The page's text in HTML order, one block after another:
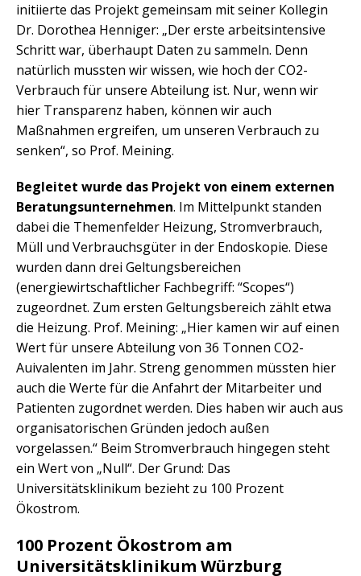
initiierte das Projekt gemeinsam mit seiner Kollegin
Dr. Dorothea Henniger: „Der erste arbeitsintensive
Schritt war, überhaupt Daten zu sammeln. Denn
natürlich mussten wir wissen, wie hoch der CO2-
Verbrauch für unsere Abteilung ist. Nur, wenn wir
hier Transparenz haben, können wir auch
Maßnahmen ergreifen, um unseren Verbrauch zu
senken“, so Prof. Meining.
Begleitet wurde das Projekt von einem externen
Beratungsunternehmen. Im Mittelpunkt standen
dabei die Themenfelder Heizung, Stromverbrauch,
Müll und Verbrauchsgüter in der Endoskopie. Diese
wurden dann drei Geltungsbereichen
(energiewirtschaftlicher Fachbegriff: “Scopes“)
zugeordnet. Zum ersten Geltungsbereich zählt etwa
die Heizung. Prof. Meining: „Hier kamen wir auf einen
Wert für unsere Abteilung von 36 Tonnen CO2-
Auivalenten im Jahr. Streng genommen müssten hier
auch die Werte für die Anfahrt der Mitarbeiter und
Patienten zugordnet werden. Dies haben wir auch aus
organisatorischen Gründen jedoch außen
vorgelassen.“ Beim Stromverbrauch hingegen steht
ein Wert von „Null“. Der Grund: Das
Universitätsklinikum bezieht zu 100 Prozent
Ökostrom.
100 Prozent Ökostrom am
Universitätsklinikum Würzburg